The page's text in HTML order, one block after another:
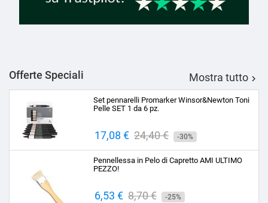
Offerte Speciali Mostra tutto 
Set pennarelli Promarker Winsor&Newton Toni
Pelle SET 1 da 6 pz.
Prezzo
17,08 € Prezzo
base
24,40 € -30%
Pennellessa in Pelo di Capretto AMI ULTIMO
PEZZO!
Prezzo
6,53 € Prezzo
8,70 € -25%